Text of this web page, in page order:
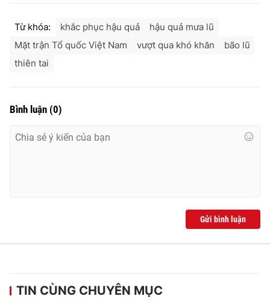
Từ khóa: khắc phục hậu quả
hậu quả mưa lũ
Mặt trận Tổ quốc Việt Nam
vượt qua khó khăn
bão lũ
thiên tai
Bình luận (0)
Gửi bình luận
TIN CÙNG CHUYÊN MỤC